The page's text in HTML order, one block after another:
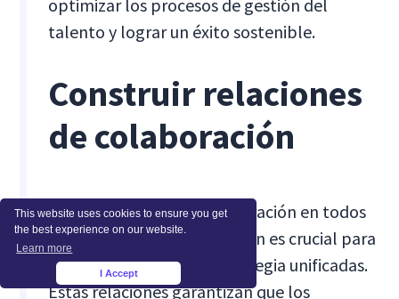
This website uses cookies to ensure you get
the best experience on our website.
Learn more
I Accept
optimizar los procesos de gestión del
talento y lograr un éxito sostenible.
Construir relaciones
de colaboración
Forjar relaciones de colaboración en todos
los niveles de la organización es crucial para
crear una visión y una estrategia unificadas.
Estas relaciones garantizan que los